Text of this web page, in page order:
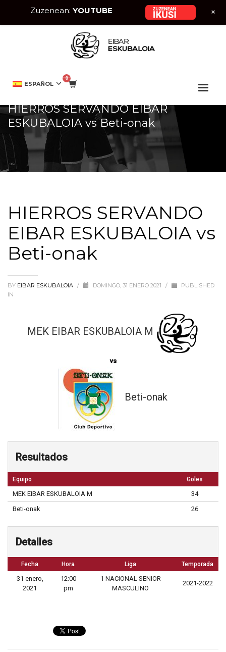
ESPAÑOL
HIERROS SERVANDO EIBAR ESKUBALOIA VS BETI-ONAK
HIERROS SERVANDO EIBAR
ESKUBALOIA vs Beti-onak
HIERROS SERVANDO
EIBAR ESKUBALOIA vs
Beti-onak
BY EIBAR ESKUBALOIA / DOMINGO, 31 ENERO 2021 /
PUBLISHED
IN
MEK EIBAR ESKUBALOIA M
vs
Beti-onak
Resultados
Equipo Goles
MEK EIBAR ESKUBALOIA M
34
Beti-onak
26
Detalles
Fecha Hora Liga Temporada
31 enero,
2021
12:00
pm
1 NACIONAL SENIOR
MASCULINO
2021-2022
Zuzenean: YOUTUBE +